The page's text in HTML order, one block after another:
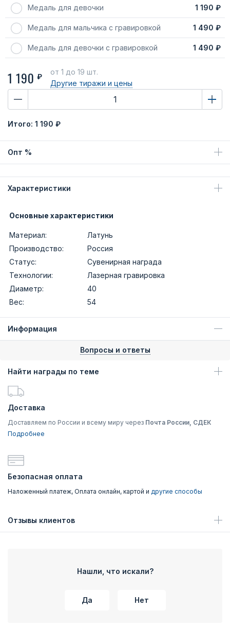
Медаль для девочки 1 190 ₽
Медаль для мальчика с гравировкой 1 490 ₽
Медаль для девочки с гравировкой 1 490 ₽
1 190 ₽
от 1 до 19 шт.
Другие тиражи и цены
Итого: 1 190 ₽
Опт %
Характеристики
Основные характеристики
Материал:
Латунь
Производство:
Россия
Статус:
Сувенирная награда
Технологии:
Лазерная гравировка
Диаметр:
40
Вес:
54
Информация
Вопросы и ответы
Найти награды по теме
Доставка
Доставляем по России и всему миру через Почта России, СДЕК
Подробнее
Безопасная оплата
Наложенный платеж, Оплата онлайн, картой и другие способы
Отзывы клиентов
Нашли, что искали?
Да Нет